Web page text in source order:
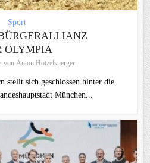
Sport
OLYMPIA
von Anton Hötzelsperger
stellt sich geschlossen hinter die
München...